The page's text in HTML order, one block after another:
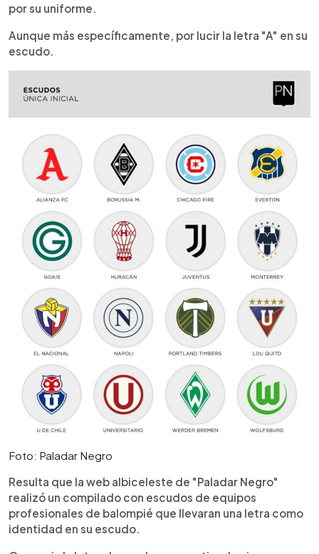
por su uniforme.
Aunque más específicamente, por lucir la letra "A" en su
escudo.
Foto: Paladar Negro
Resulta que la web albiceleste de "Paladar Negro"
realizó un compilado con escudos de equipos
profesionales de balompié que llevaran una letra como
identidad en su escudo.